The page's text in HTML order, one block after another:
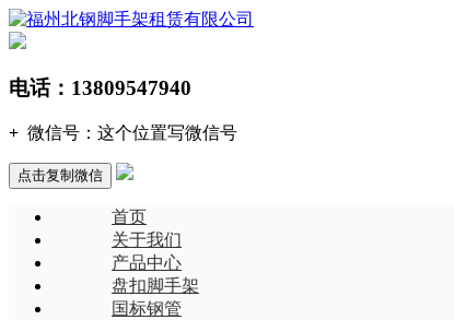
电话： 13809547940
+ 微信号： 这个位置写微信号
点击复制微信
首页
关于我们
产品中心
盘扣脚手架
国标钢管